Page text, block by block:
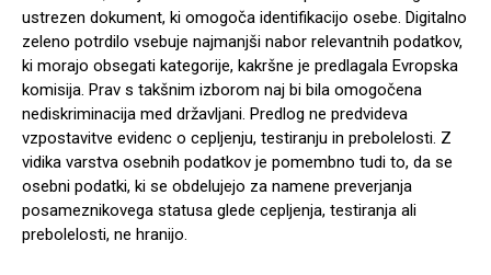
ustrezen dokument, ki omogoča identifikacijo osebe. Digitalno
zeleno potrdilo vsebuje najmanjši nabor relevantnih podatkov,
ki morajo obsegati kategorije, kakršne je predlagala Evropska
komisija. Prav s takšnim izborom naj bi bila omogočena
nediskriminacija med državljani. Predlog ne predvideva
vzpostavitve evidenc o cepljenju, testiranju in prebolelosti. Z
vidika varstva osebnih podatkov je pomembno tudi to, da se
osebni podatki, ki se obdelujejo za namene preverjanja
posameznikovega statusa glede cepljenja, testiranja ali
prebolelosti, ne hranijo.